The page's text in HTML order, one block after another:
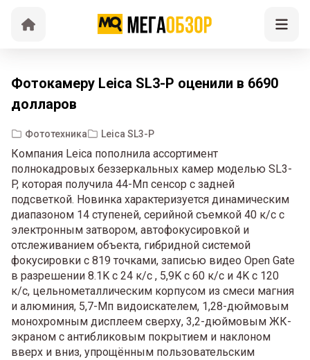
Фотокамеру Leica SL3-P оценили в 6690
долларов
Фототехника Leica SL3-P
Компания Leica пополнила ассортимент
полнокадровых беззеркальных камер моделью SL3-
P, которая получила 44-Мп сенсор с задней
подсветкой. Новинка характеризуется динамическим
диапазоном 14 ступеней, серийной съемкой 40 к/c с
электронным затвором, автофокусировкой и
отслеживанием объекта, гибридной системой
фокусировки с 819 точками, записью видео Open Gate
в разрешении 8.1K с 24 к/c , 5,9K с 60 к/с и 4K с 120
к/c, цельнометаллическим корпусом из смеси магния
и алюминия, 5,7-Мп видоискателем, 1,28-дюймовым
монохромным дисплеем сверху, 3,2-дюймовым ЖК-
экраном с антибликовым покрытием и наклоном
вверх и вниз, упрощённым пользовательским